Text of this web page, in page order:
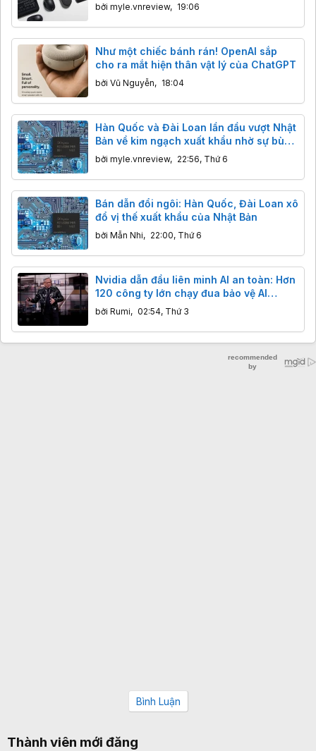
bởi myle.vnreview, 19:06
Như một chiếc bánh rán! OpenAI sắp
cho ra mắt hiện thân vật lý của ChatGPT
bởi Vũ Nguyễn, 18:04
Hàn Quốc và Đài Loan lần đầu vượt Nhật
Bản về kim ngạch xuất khẩu nhờ sự bùng
nổ của AI
bởi myle.vnreview, 22:56, Thứ 6
Bán dẫn đổi ngôi: Hàn Quốc, Đài Loan xô
đổ vị thế xuất khẩu của Nhật Bản
bởi Mẫn Nhi, 22:00, Thứ 6
Nvidia dẫn đầu liên minh AI an toàn: Hơn
120 công ty lớn chạy đua bảo vệ AI
nguồn mở
bởi Rumi, 02:54, Thứ 3
Bình Luận
Thành viên mới đăng